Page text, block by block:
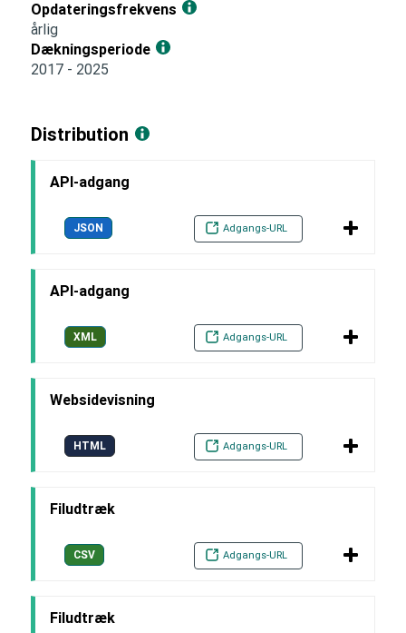
Opdateringsfrekvens
årlig
Dækningsperiode
2017 - 2025
Distribution
API-adgang
JSON Adgangs-URL
API-adgang
XML Adgangs-URL
Websidevisning
HTML Adgangs-URL
Filudtræk
CSV Adgangs-URL
Filudtræk